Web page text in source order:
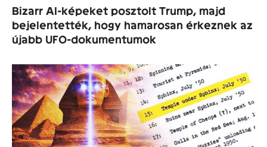
Bizarr AI-képeket posztolt Trump, majd
bejelentették, hogy hamarosan érkeznek az
újabb UFO-dokumentumok